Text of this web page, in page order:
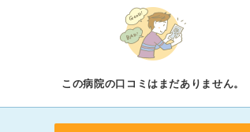
この病院の口コミはまだありません。